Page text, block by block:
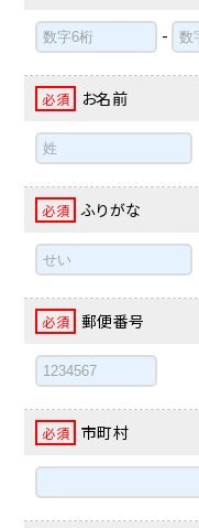
-
必須 お名前
必須 ふりがな
必須 郵便番号
必須 市町村